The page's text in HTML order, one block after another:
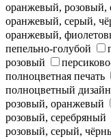
оранжевый, розовый,
оранжевый, серый,
оранжевый,
пепельно-голубой
розовый
полноцветная печать
полноцветный дизайн
розовый, оранжевый
розовый, серебряный
розовый, серый,